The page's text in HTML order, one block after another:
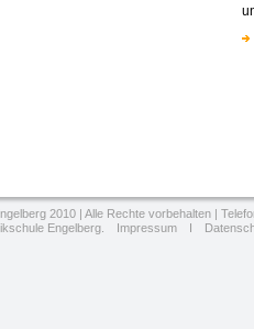
2010 | Alle Rechte vorbehalten |
Engelberg.
Impressum I